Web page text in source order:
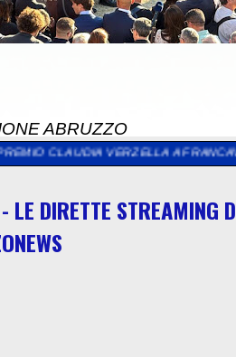
ABRUZZO
A FRANCAVILLA AL MARE >>
LE DIRETTE STREAMING